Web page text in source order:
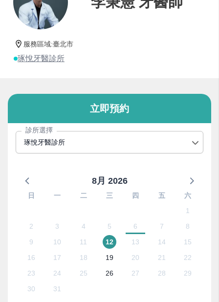
服務區域:臺北市
琢悅牙醫診所
立即預約
診所選擇
琢悅牙醫診所
8月 2026
日 一 二 三 四 五
六
1
2
3 4 5 6 7
8
9
10 11 12 13 14
15
16
17 18 19 20 21
22
23
24 25 26 27 28
29
30
31